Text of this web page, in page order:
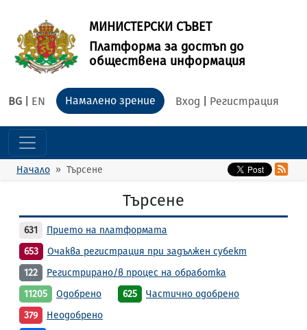
МИНИСТЕРСКИ СЪВЕТ
Платформа за достъп до
обществена информация
BG EN Вход Регистрация
Намалено зрение
Начало Търсене
Търсене
631
Прието на платформата
653
Очаква регистрация при задължен субект
122
Регистрирано/в процес на обработка
11205
Одобрено 625
Частично одобрено
379
Неодобрено